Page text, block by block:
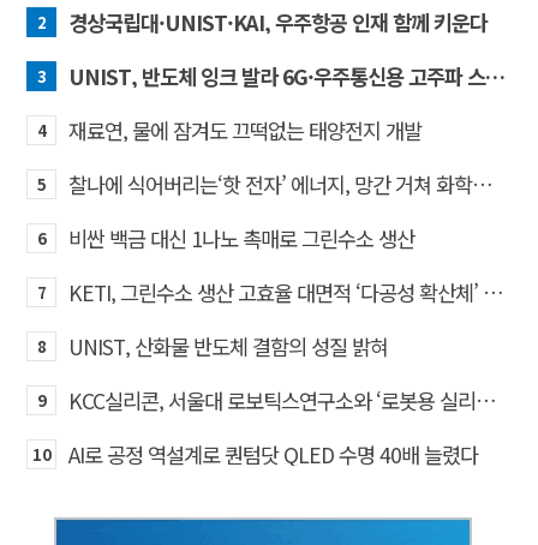
2 경상국립대·UNIST·KAI, 우주항공 인재 함께 키운다
3 UNIST, 반도체 잉크 발라 6G·우주통신용 고주파 스위치 만든다
4 재료연, 물에 잠겨도 끄떡없는 태양전지 개발
5 찰나에 식어버리는‘핫 전자’ 에너지, 망간 거쳐 화학반응에 쓴다
6 비싼 백금 대신 1나노 촉매로 그린수소 생산
7 KETI, 그린수소 생산 고효율 대면적 ‘다공성 확산체’ 개발
8 UNIST, 산화물 반도체 결함의 성질 밝혀
9 KCC실리콘, 서울대 로보틱스연구소와 ‘로봇용 실리콘 소재’ 기술교류
10 AI로 공정 역설계로 퀀텀닷 QLED 수명 40배 늘렸다